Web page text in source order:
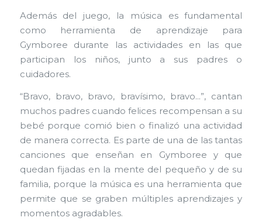
Además del juego, la música es fundamental
como herramienta de aprendizaje para
Gymboree durante las actividades en las que
participan los niños, junto a sus padres o
cuidadores.
“Bravo, bravo, bravo, bravísimo, bravo…”, cantan
muchos padres cuando felices recompensan a su
bebé porque comió bien o finalizó una actividad
de manera correcta. Es parte de una de las tantas
canciones que enseñan en Gymboree y que
quedan fijadas en la mente del pequeño y de su
familia, porque la música es una herramienta que
permite que se graben múltiples aprendizajes y
momentos agradables.